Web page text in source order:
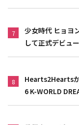
7
少女時代 ヒョヨ
して正式デビュ
8
Hearts2Hearts
6 K-WORLD